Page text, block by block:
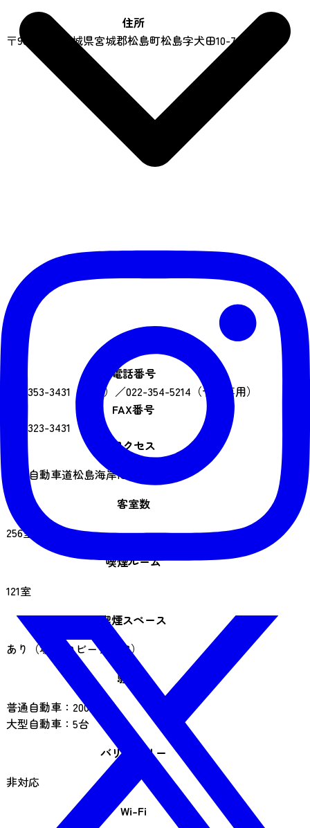
住所
〒981-0213 宮城県宮城郡松島町松島字犬田10-76
電話番号
022-353-3431（代表）／022-354-5214（予約専用）
FAX番号
022-323-3431
アクセス
三陸自動車道松島海岸IC 車7分
客室数
256室
喫煙ルーム
121室
喫煙スペース
あり（場所 ロビーフロア）
駐車場
普通自動車：200台
大型自動車：5台
バリアフリー
非対応
Wi-Fi